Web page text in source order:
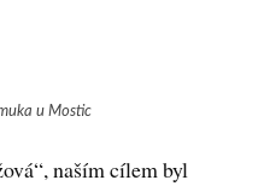
u Mostic
naším cílem byl